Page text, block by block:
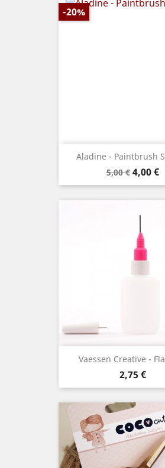
Aladine - Paintbrush
Prix
de
5,00 € Prix
4,00 €
-20%
Vaessen Creative -
Prix
2,75 €